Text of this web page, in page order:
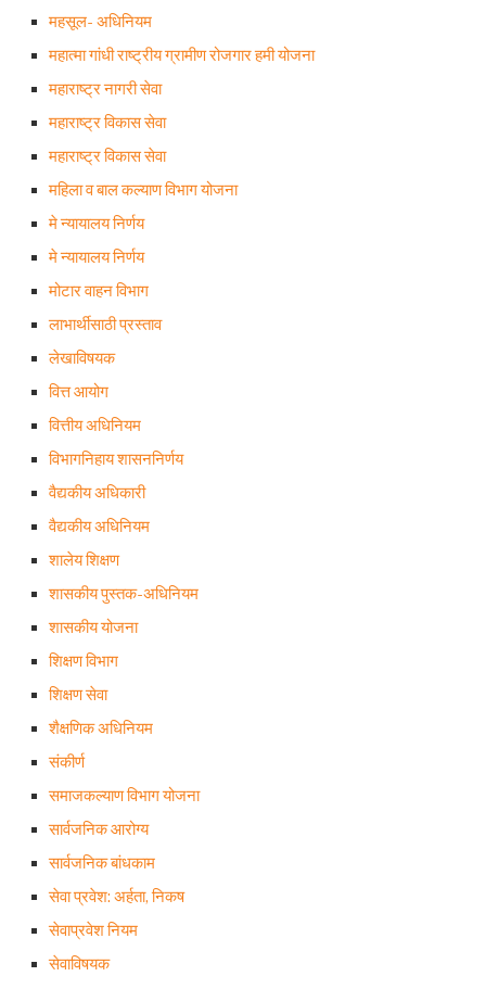
महसूल- अधिनियम
महात्मा गांधी राष्ट्रीय ग्रामीण रोजगार हमी योजना
महाराष्ट्र नागरी सेवा
महाराष्ट्र विकास सेवा
महाराष्ट्र विकास सेवा
महिला व बाल कल्याण विभाग योजना
मे न्यायालय निर्णय
मे न्यायालय निर्णय
मोटार वाहन विभाग
लाभार्थीसाठी प्रस्ताव
लेखाविषयक
वित्त आयोग
वित्तीय अधिनियम
विभागनिहाय शासननिर्णय
वैद्यकीय अधिकारी
वैद्यकीय अधिनियम
शालेय शिक्षण
शासकीय पुस्तक-अधिनियम
शासकीय योजना
शिक्षण विभाग
शिक्षण सेवा
शैक्षणिक अधिनियम
संकीर्ण
समाजकल्याण विभाग योजना
सार्वजनिक आरोग्य
सार्वजनिक बांधकाम
सेवा प्रवेश: अर्हता, निकष
सेवाप्रवेश नियम
सेवाविषयक